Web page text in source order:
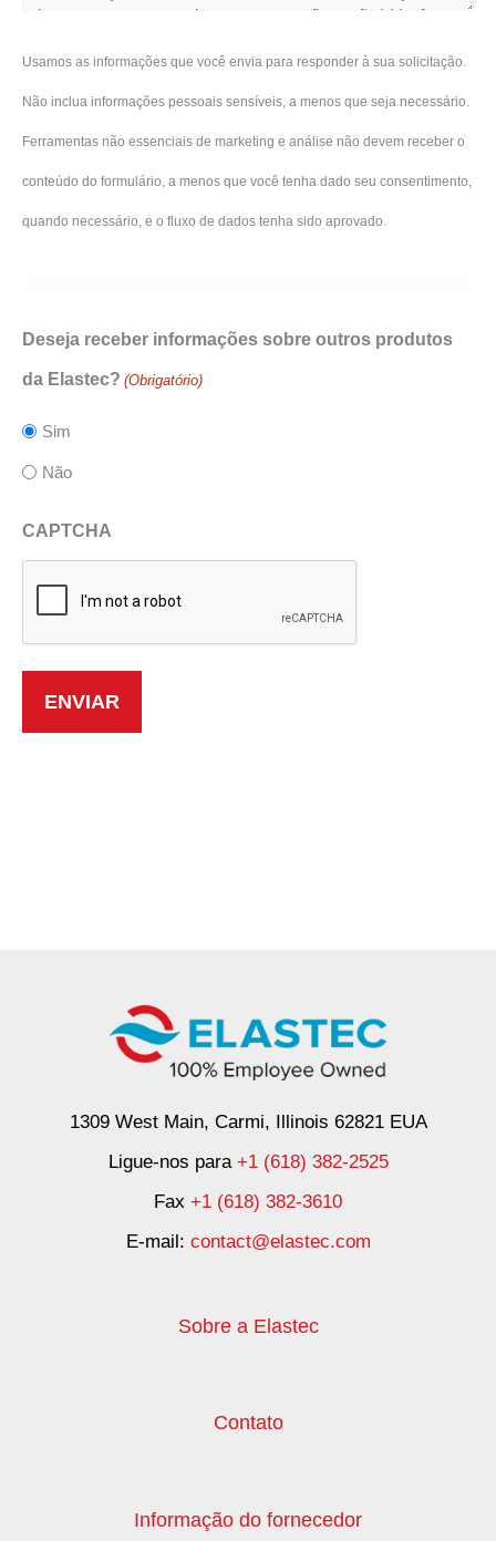
Usamos as informações que você envia para responder à sua solicitação.
Não inclua informações pessoais sensíveis, a menos que seja necessário.
Ferramentas não essenciais de marketing e análise não devem receber o
conteúdo do formulário, a menos que você tenha dado seu consentimento,
quando necessário, e o fluxo de dados tenha sido aprovado.
Deseja receber informações sobre outros produtos
da Elastec? (Obrigatório)
Sim
Não
CAPTCHA
1309 West Main, Carmi, Illinois 62821 EUA
Ligue-nos para +1 (618) 382-2525
Fax +1 (618) 382-3610
E-mail: contact@elastec.com
Sobre a Elastec
Contato
Informação do fornecedor